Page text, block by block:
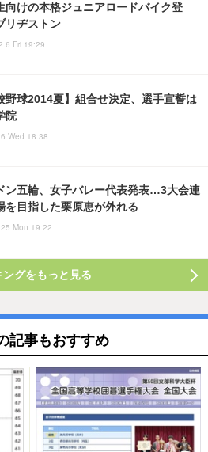
向けの本格ジュニアロードバイク登
リヂストン
Fri 19:29
野球2014夏】組合せ決定、選手宣誓は
院
Wed 18:38
ン五輪、女子バレー代表発表…3大会連
を目指した栗原恵が外れる
Mon 19:22
ングをもっと見る
記事もおすすめ